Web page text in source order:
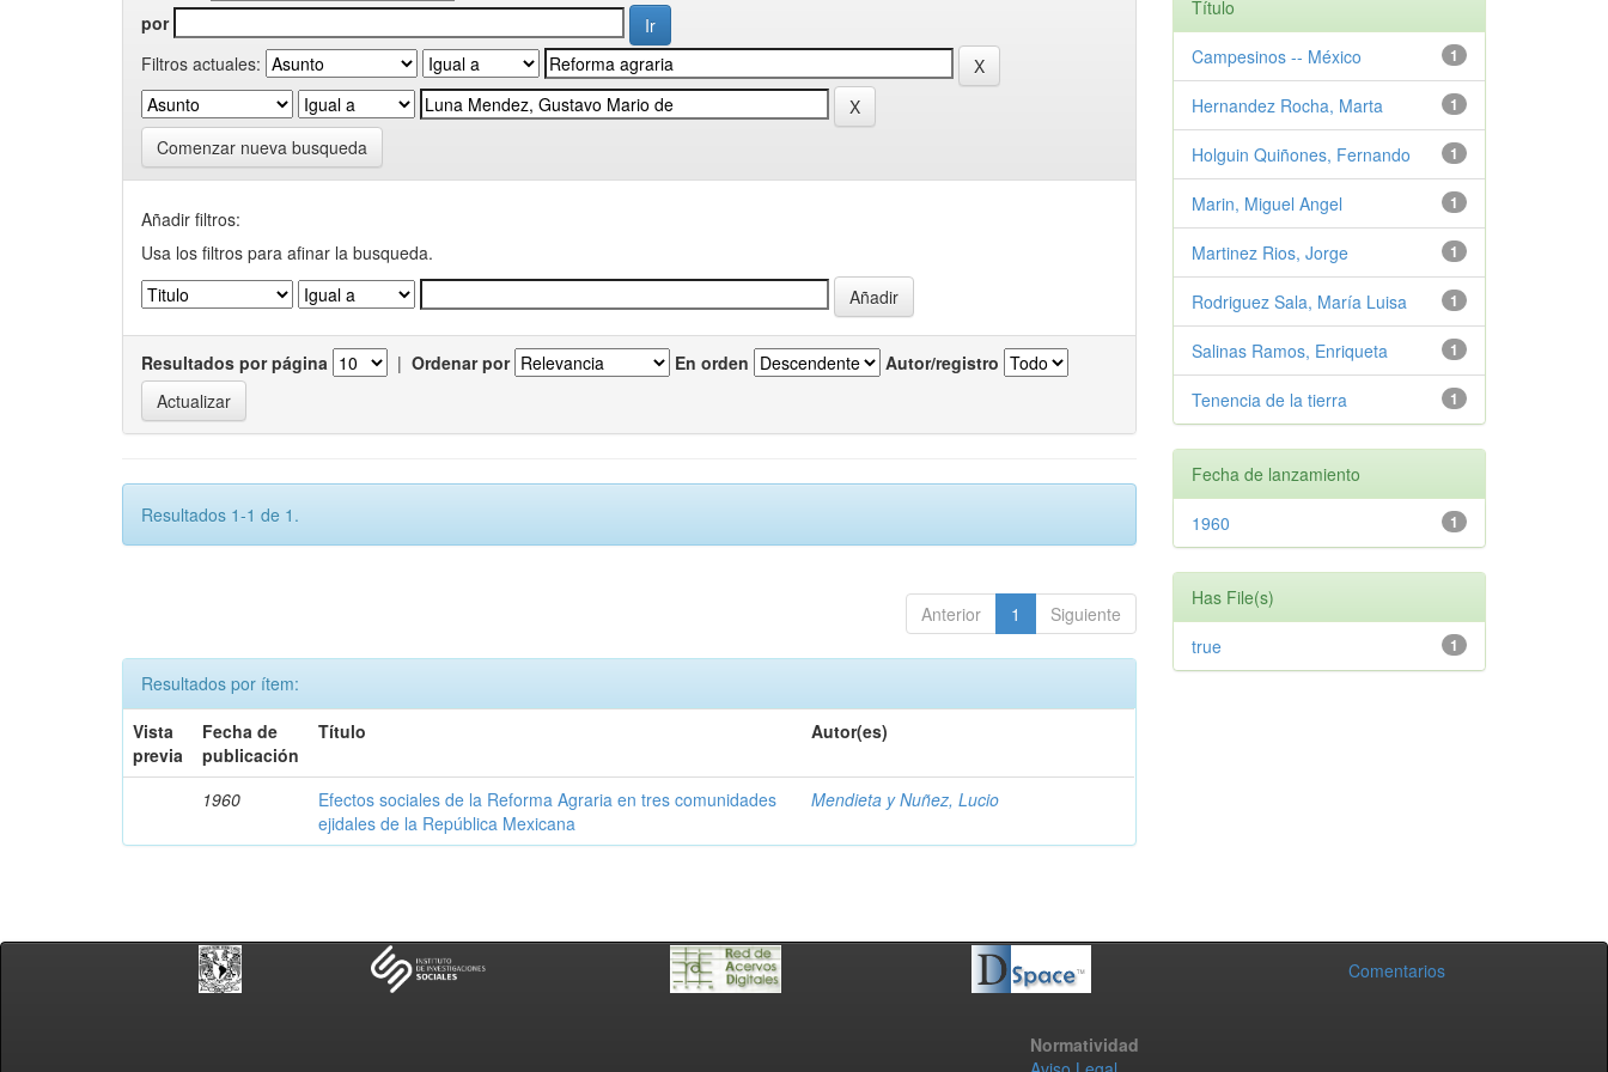
por
Filtros actuales:
Comenzar nueva busqueda
Añadir filtros:
Usa los filtros para afinar la busqueda.
Resultados por página | Ordenar por En orden Autor/registro
Resultados 1-1 de 1.
Anterior 1 Siguiente
Resultados por ítem:
Vista
previa
Fecha de
publicación
Título Autor(es)
1960
Efectos sociales de la Reforma Agraria en tres comunidades
ejidales de la República Mexicana
Mendieta y Nuñez, Lucio
Título
1
Campesinos -- México
1
Hernandez Rocha, Marta
1
Holguin Quiñones, Fernando
1
Marin, Miguel Angel
1
Martinez Rios, Jorge
1
Rodriguez Sala, María Luisa
1
Salinas Ramos, Enriqueta
1
Tenencia de la tierra
Fecha de lanzamiento
1
1960
Has File(s)
1
true
Comentarios
Normatividad